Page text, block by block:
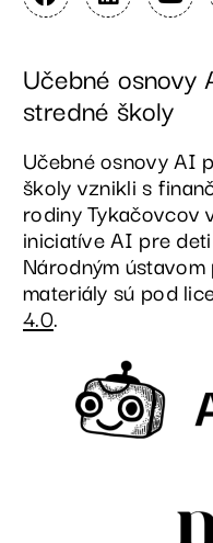
Učebné osnovy
stredné školy
Učebné osnovy AI
školy vznikli s
rodiny Tykačovcov
iniciatíve AI pre
Národným
materiály sú pod
4.0.